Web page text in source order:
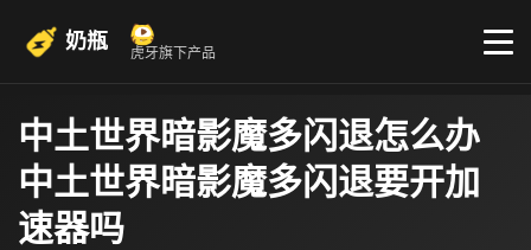
奶瓶 虎牙旗下产品
中土世界暗影魔多闪退怎么办
中土世界暗影魔多闪退要开加
速器吗